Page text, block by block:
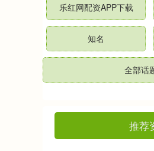
乐红网配资APP下载
知名
全部话
推荐